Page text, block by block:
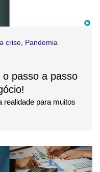
crise, Pandemia
o passo a passo
realidade para muitos